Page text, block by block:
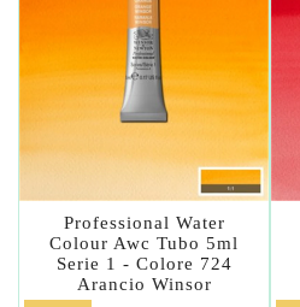
Professional Water
Colour Awc Tubo 5ml
Serie 1 - Colore 724
Arancio Winsor